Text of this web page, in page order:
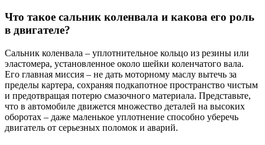
Что такое сальник коленвала и какова его роль
в двигателе?
Сальник коленвала – уплотнительное кольцо из резины или
эластомера, установленное около шейки коленчатого вала.
Его главная миссия – не дать моторному маслу вытечь за
пределы картера, сохраняя подкапотное пространство чистым
и предотвращая потерю смазочного материала. Представьте,
что в автомобиле движется множество деталей на высоких
оборотах – даже маленькое уплотнение способно уберечь
двигатель от серьезных поломок и аварий.